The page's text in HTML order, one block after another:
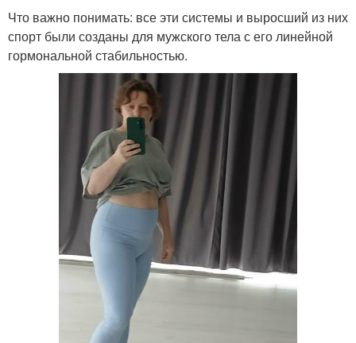
Что важно понимать: все эти системы и выросший из них
спорт были созданы для мужского тела с его линейной
гормональной стабильностью.